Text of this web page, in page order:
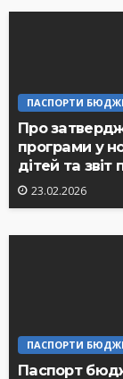
ПАСПОРТИ
Про
програми у
дітей та звіт
23.02.2026
ПАСПОРТИ
Паспорт